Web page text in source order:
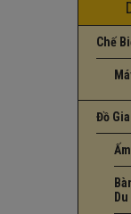
Chế
Đồ